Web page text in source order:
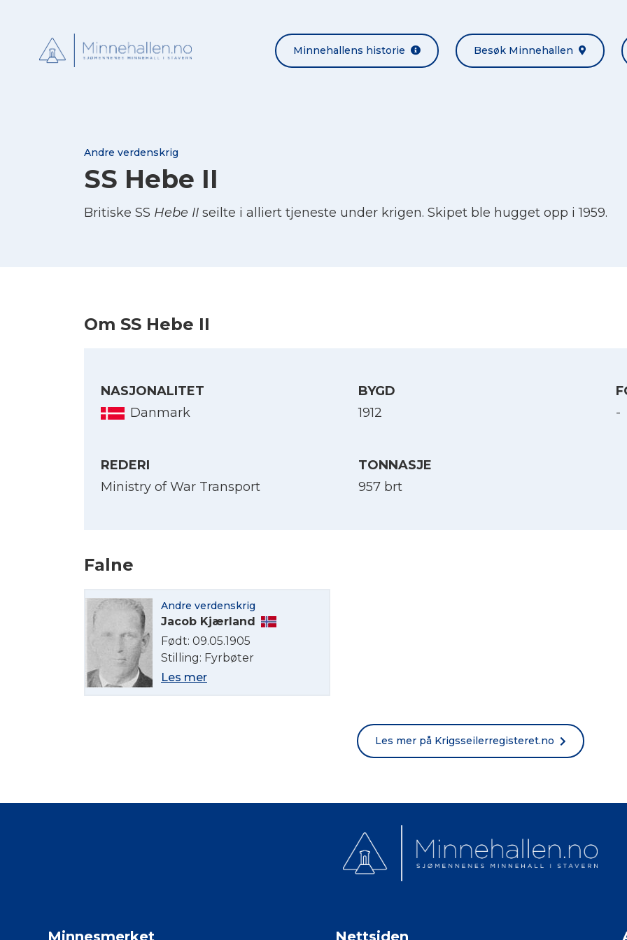
Minnehallens historie Besøk Minnehallen
Andre verdenskrig
SS Hebe II
Britiske SS Hebe II seilte i alliert tjeneste under krigen. Skipet ble hugget opp i 1959.
Om SS Hebe II
NASJONALITET
Danmark
BYGD
1912
-
REDERI
Ministry of War Transport
TONNASJE
957 brt
Falne
Andre verdenskrig
Jacob Kjærland
Født: 09.05.1905
Stilling: Fyrbøter
Les mer
Les mer på Krigsseilerregisteret.no
Minnesmerket Nettsiden